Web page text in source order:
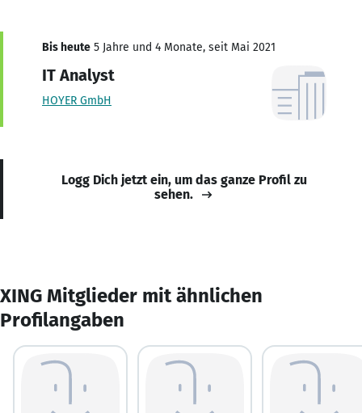
Bis heute 5 Jahre und 4 Monate, seit Mai 2021
IT Analyst
HOYER GmbH
Logg Dich jetzt ein, um das ganze Profil zu
sehen.
XING Mitglieder mit ähnlichen
Profilangaben